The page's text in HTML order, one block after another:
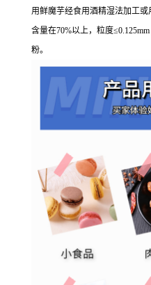
用鲜魔芋经食用酒精湿法加工
含量在70%以上，粒度
粉。